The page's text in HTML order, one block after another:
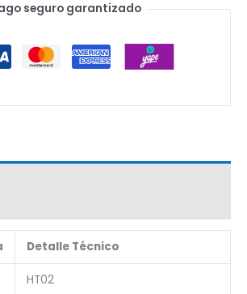
seguro garantizado
Detalle Técnico
HT02